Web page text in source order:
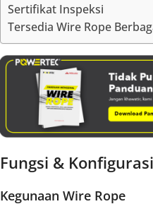
Sertifikat Inspeksi
Tersedia Wire Rope
Fungsi &
Kegunaan Wire Rope